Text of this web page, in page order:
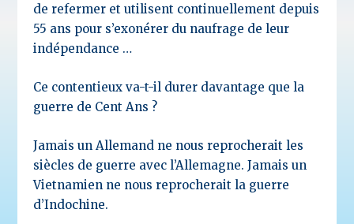
de refermer et utilisent continuellement depuis
55 ans pour s’exonérer du naufrage de leur
indépendance …
Ce contentieux va-t-il durer davantage que la
guerre de Cent Ans ?
Jamais un Allemand ne nous reprocherait les
siècles de guerre avec l’Allemagne. Jamais un
Vietnamien ne nous reprocherait la guerre
d’Indochine.